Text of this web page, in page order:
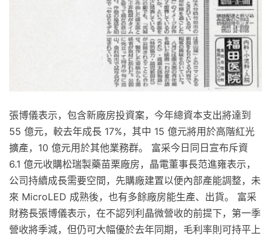
張博儀表示，包含新廠房投資案，今年總資本支出將達到
55 億元，較去年成長 17%，其中 15 億元將用於高階紅光
擴產，10 億元用於其他業務群。 富采今日同日宣布斥資
6.1 億元收購松瑞製藥苗栗廠房，晶電董事長范進雍表示，
公司持續成長需要空間，先購廠建置以便內部產能調整，未
來 MicroLED 成熟後，也有多餘廠房能生產、出貨。 富采
財務長張博儀表示，在不認列利晶微營收的前提下，第一季
營收將季減，但仍可大幅優於去年同期，毛利率則可持平上